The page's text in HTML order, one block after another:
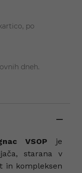
po
dneh.
VSOP je
starana v
in kompleksen